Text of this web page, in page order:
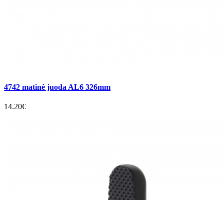
4742 matinė juoda AL6 326mm
14.20€